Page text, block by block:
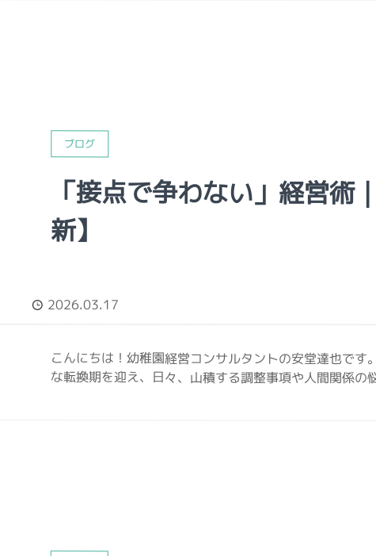
ブログ
「接点で争わない」経営
新】
2026.03.17
こんにちは！幼稚園経営コンサルタントの安堂達也で
な転換期を迎え、日々、山積する調整事項や人間関係